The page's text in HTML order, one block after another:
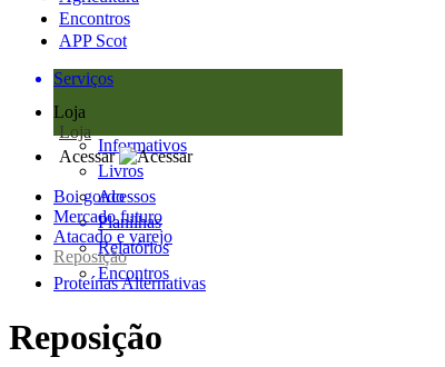
Encontros
APP Scot
Serviços
Loja
Loja
Informativos
Livros
Acessos
Planilhas
Relatórios
Encontros
Acessar
Boi gordo
Mercado futuro
Atacado e varejo
Reposição
Proteínas Alternativas
Reposição